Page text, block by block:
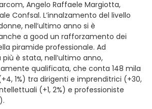
Angelo Raffaele Margiotta,
Confsal. L’innalzamento del livello
nell’ultimo anno si è
a good un rafforzamento dei
piramide professionale. Ad
è stata, nell’ultimo anno,
qualificata, che conta 148 mila
1%) tra dirigenti e imprenditrici (+30,
(+1, 2%) e professioniste